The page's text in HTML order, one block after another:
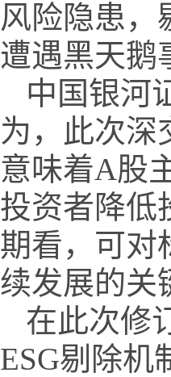
风险隐患，
遭遇黑天鹅
中国银河
为，此次深
意味着A股
投资者降低
期看，可对
续发展的关
在此次修
ESG剔除机